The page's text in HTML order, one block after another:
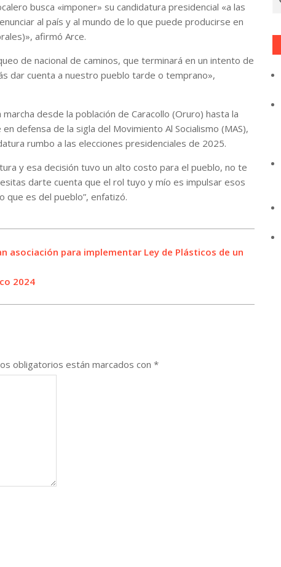
busca «imponer» su candidatura presidencial «a las
al país y al mundo de lo que puede producirse en
afirmó Arce.
de nacional de caminos, que terminará en un intento de
dar cuenta a nuestro pueblo tarde o temprano»,
desde la población de Caracollo (Oruro) hasta la
defensa de la sigla del Movimiento Al Socialismo (MAS),
rumbo a las elecciones presidenciales de 2025.
y esa decisión tuvo un alto costo para el pueblo, no te
darte cuenta que el rol tuyo y mío es impulsar esos
que es del pueblo”, enfatizó.
asociación para implementar Ley de Plásticos de un
2024
obligatorios están marcados con *